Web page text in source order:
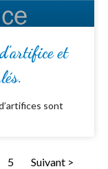
et
sont
5 Suivant >